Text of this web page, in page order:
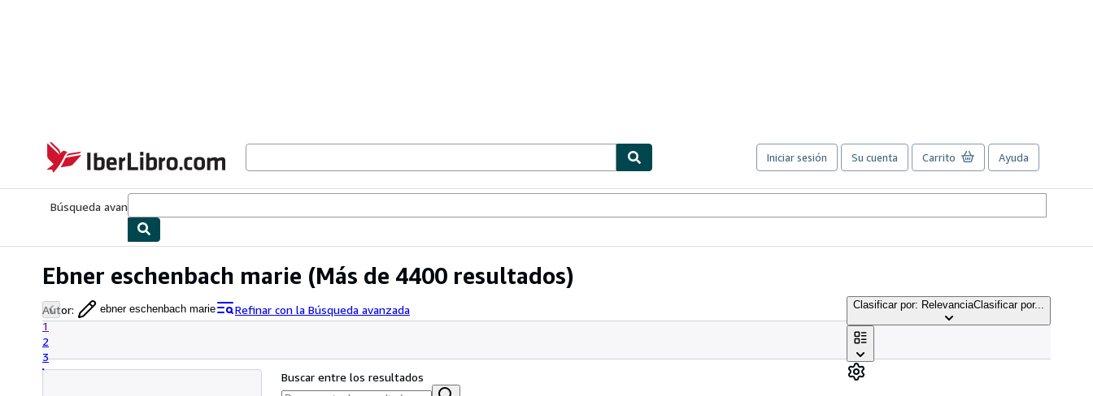
IberLibro.com
Iniciar sesión Su cuenta Carrito Ayuda
Búsqueda avanzada
Ebner eschenbach marie (Más de 4400 resultados)
Autor: ebner eschenbach marie
Refinar con la Búsqueda avanzada
1
2
3
Clasificar por: RelevanciaClasificar por...
Buscar entre los resultados